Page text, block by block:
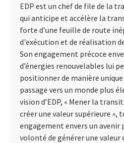
EDP est un chef de file de la
qui anticipe et accélère la
forte d'une feuille de route
d'exécution et de réalisation
Son engagement précoce
d’énergies renouvelables lui
positionner de manière
passage vers un monde plus
vision d’EDP, « Mener la
créer une valeur supérieure »,
engagement envers un avenir
volonté de générer une